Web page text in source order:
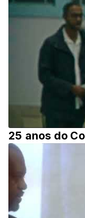
25 anos do